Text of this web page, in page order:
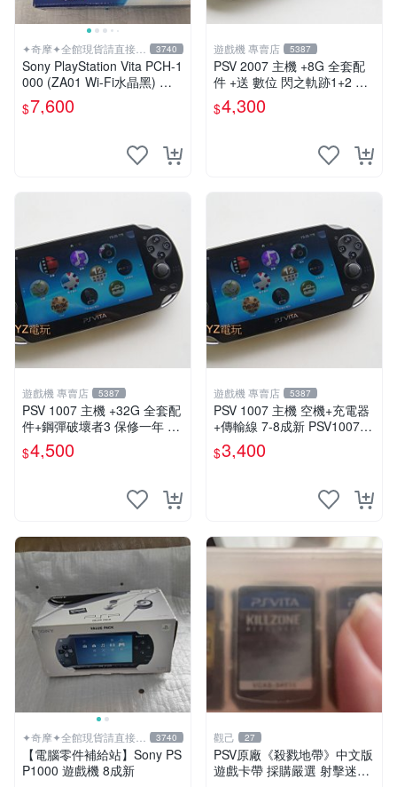
✦奇摩✦全館現貨請直接下
標
3740
Sony PlayStation Vita PCH-1
000 (ZA01 Wi-Fi水晶黑) 掌
上遊戲機 5英吋多點觸控螢幕
$7,600
遊戲機 專賣店 5387
PSV 2007 主機 +8G 全套配
件 +送 數位 閃之軌跡1+2 保
修一年 品質有保障
$4,300
遊戲機 專賣店 5387
PSV 1007 主機 +32G 全套配
件+鋼彈破壞者3 保修一年 品
質有保障 psvita
$4,500
遊戲機 專賣店 5387
PSV 1007 主機 空機+充電器
+傳輸線 7-8成新 PSV1007
一年保修
$3,400
✦奇摩✦全館現貨請直接下
標
3740
【電腦零件補給站】Sony PS
P1000 遊戲機 8成新
觀己 27
PSV原廠《殺戮地帶》中文版
遊戲卡帶 採購嚴選 射擊迷必